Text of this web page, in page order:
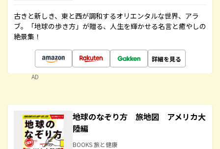
古きと新しき、東と西が調和するオリエンタルな世界、アラ
ブ。「地球の歩き方」が贈る、人生を輝かせる名言と癒やしの
絶景集！
詳細を見る
AD
地球のなぞり方 旅地図 アメリカ大
陸編
BOOKS 旅と健康